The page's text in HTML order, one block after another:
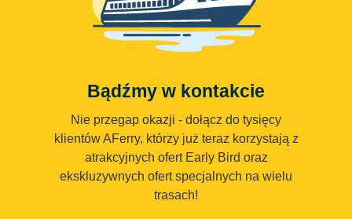
Bądźmy w kontakcie
Nie przegap okazji - dołącz do tysięcy
klientów AFerry, którzy już teraz korzystają z
atrakcyjnych ofert Early Bird oraz
ekskluzywnych ofert specjalnych na wielu
trasach!